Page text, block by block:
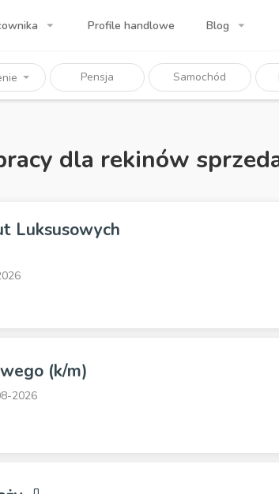
Profile handlowe Blog
Pensja Samochód
dla rekinów
Luksusowych
(k/m)
2026